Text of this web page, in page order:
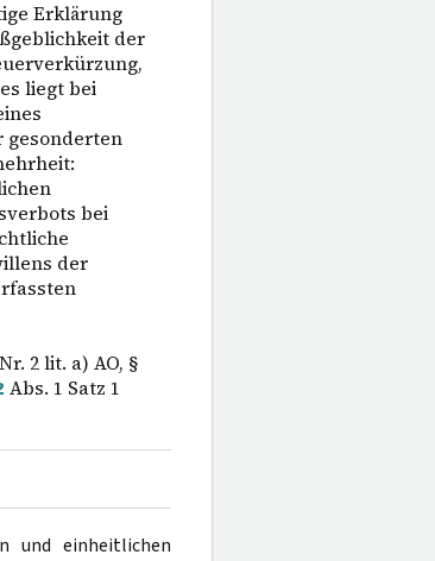
Erklärung
der
liegt bei
gesonderten
bei
der
2 lit. a) AO, §
Abs. 1 Satz 1
und einheitlichen